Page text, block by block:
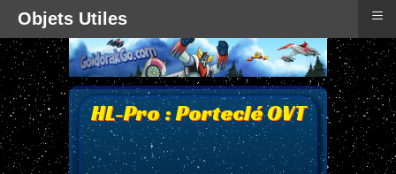
HL-Pro : Porteclé OVT
Objets Utiles ≡